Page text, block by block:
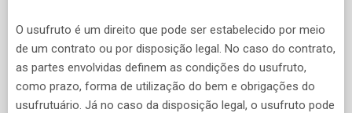
O usufruto é um direito que pode ser estabelecido por meio
de um contrato ou por disposição legal. No caso do contrato,
as partes envolvidas definem as condições do usufruto,
como prazo, forma de utilização do bem e obrigações do
usufrutuário. Já no caso da disposição legal, o usufruto pode